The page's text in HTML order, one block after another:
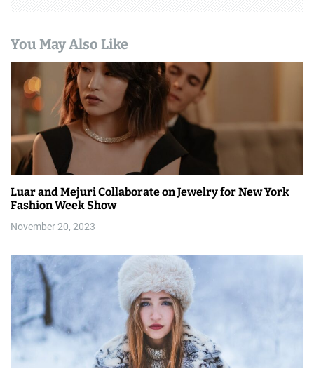
You May Also Like
Luar and Mejuri Collaborate on Jewelry for New York
Fashion Week Show
November 20, 2023